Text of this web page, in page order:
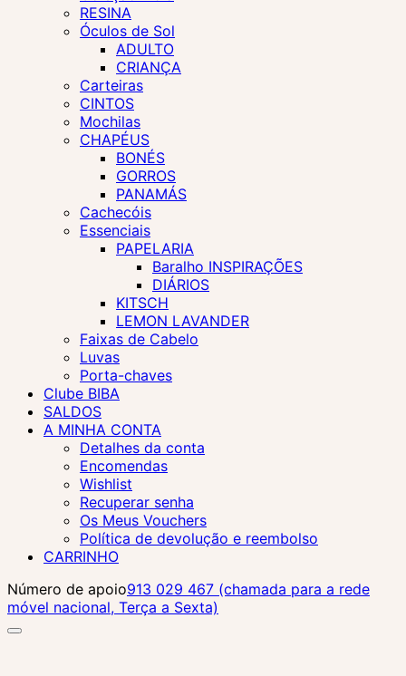
RESINA
Óculos de Sol
ADULTO
CRIANÇA
Carteiras
CINTOS
Mochilas
CHAPÉUS
BONÉS
GORROS
PANAMÁS
Cachecóis
Essenciais
PAPELARIA
Baralho INSPIRAÇÕES
DIÁRIOS
KITSCH
LEMON LAVANDER
Faixas de Cabelo
Luvas
Porta-chaves
Clube BIBA
SALDOS
A MINHA CONTA
Detalhes da conta
Encomendas
Wishlist
Recuperar senha
Os Meus Vouchers
Política de devolução e reembolso
CARRINHO
Número de apoio913 029 467 (chamada para a rede
móvel nacional, Terça a Sexta)